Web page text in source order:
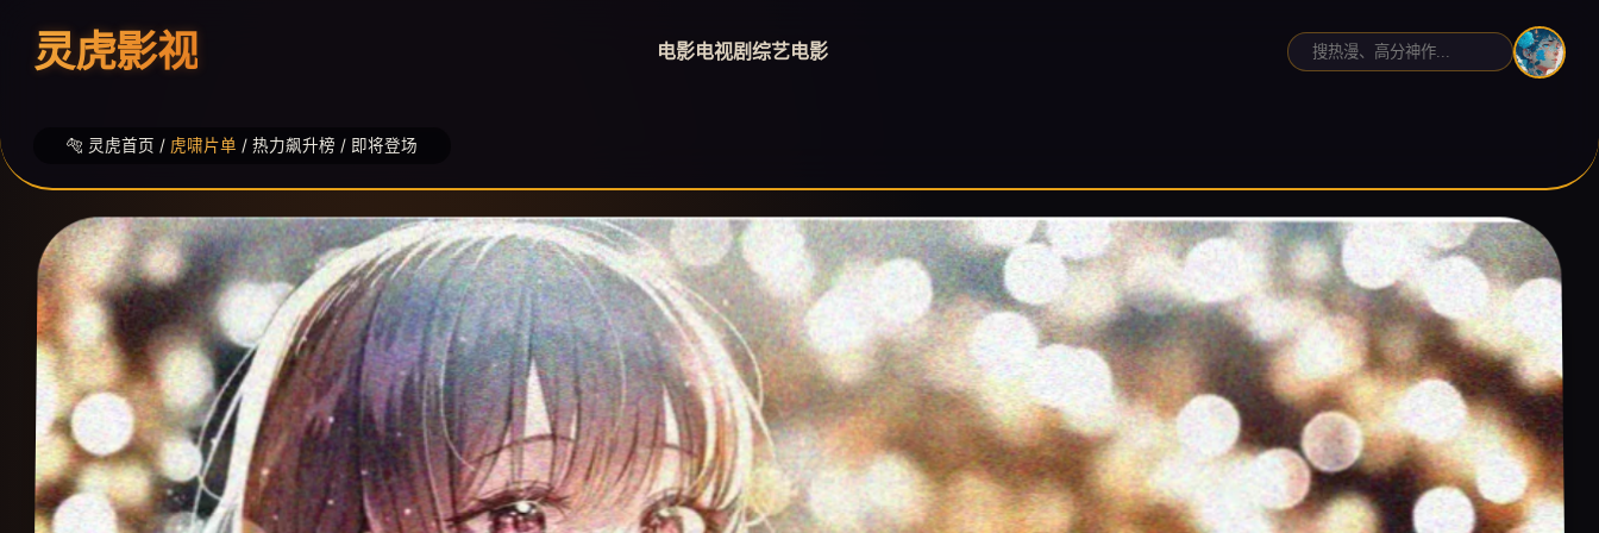
灵虎影视 电影电视剧综艺电影
🐅 灵虎首页 / 虎啸片单 / 热力飙升榜 / 即将登场